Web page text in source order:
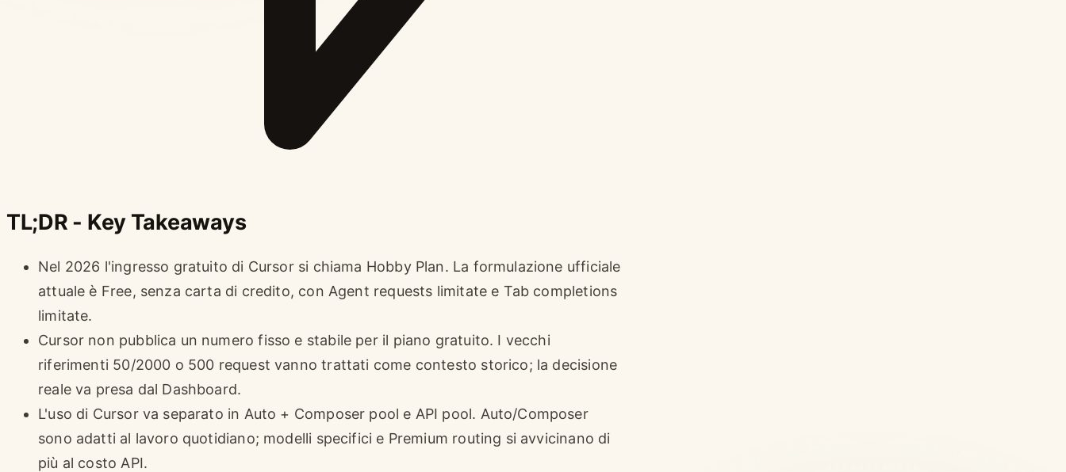
TL;DR - Key Takeaways
Nel 2026 l'ingresso gratuito di Cursor si chiama Hobby Plan. La formulazione ufficiale
attuale è Free, senza carta di credito, con Agent requests limitate e Tab completions
limitate.
Cursor non pubblica un numero fisso e stabile per il piano gratuito. I vecchi
riferimenti 50/2000 o 500 request vanno trattati come contesto storico; la decisione
reale va presa dal Dashboard.
L'uso di Cursor va separato in Auto + Composer pool e API pool. Auto/Composer
sono adatti al lavoro quotidiano; modelli specifici e Premium routing si avvicinano di
più al costo API.